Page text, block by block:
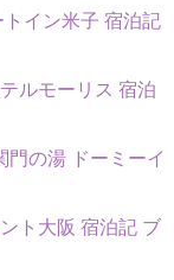
トイン米子 宿泊記
ルモーリス 宿泊
門の湯 ドーミーイ
ト大阪 宿泊記 ブ